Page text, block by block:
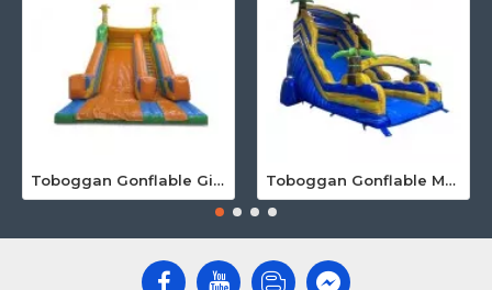
Toboggan Gonflable Girafe Toboggan Gonflable Maxi Niagara